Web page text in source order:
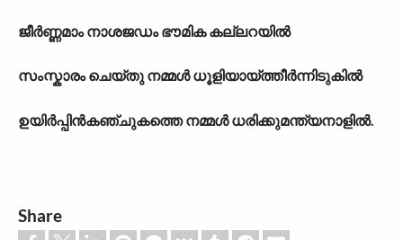
ജീർണ്ണമാം നാശജഡം ഭൗമിക കല്ലറയിൽ
സംസ്കാരം ചെയ്തു നമ്മൾ ധൂളിയായ്ത്തീർന്നിടുകിൽ
ഉയിർപ്പിൻകഞ്ചുകത്തെ നമ്മൾ ധരിക്കുമന്ത്യനാളിൽ.
Share